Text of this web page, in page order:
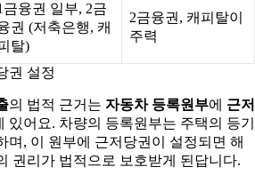
금융권 일부, 2금
권 (저축은행, 캐
탈)
2금융권, 캐피탈이
주력
권 설정
의 법적 근거는 자동차 등록원부에 근저
있어요. 차량의 등록원부는 주택의 등기
며, 이 원부에 근저당권이 설정되면 해
권리가 법적으로 보호받게 된답니다.